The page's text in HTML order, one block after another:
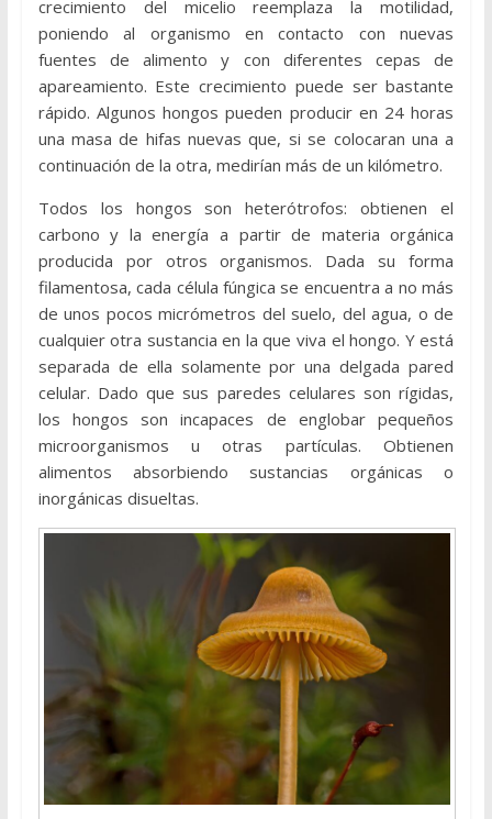
crecimiento del micelio reemplaza la motilidad,
poniendo al organismo en contacto con nuevas
fuentes de alimento y con diferentes cepas de
apareamiento. Este crecimiento puede ser bastante
rápido. Algunos hongos pueden producir en 24 horas
una masa de hifas nuevas que, si se colocaran una a
continuación de la otra, medirían más de un kilómetro.
Todos los hongos son heterótrofos: obtienen el
carbono y la energía a partir de materia orgánica
producida por otros organismos. Dada su forma
filamentosa, cada célula fúngica se encuentra a no más
de unos pocos micrómetros del suelo, del agua, o de
cualquier otra sustancia en la que viva el hongo. Y está
separada de ella solamente por una delgada pared
celular. Dado que sus paredes celulares son rígidas,
los hongos son incapaces de englobar pequeños
microorganismos u otras partículas. Obtienen
alimentos absorbiendo sustancias orgánicas o
inorgánicas disueltas.